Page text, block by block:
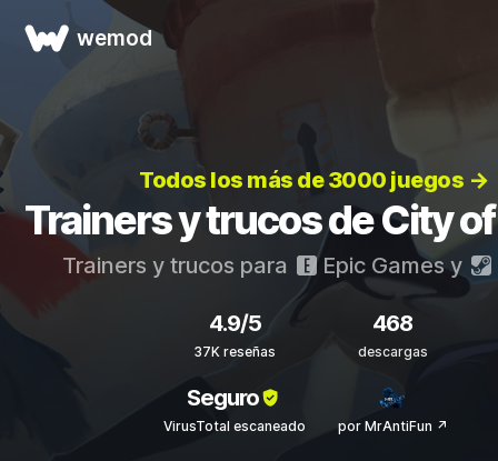
wemod
Todos los más de 3000 juegos →
Trainers y trucos de City
Trainers y trucos para Epic Games y
4.9/5
37K reseñas
468
descargas
Seguro
VirusTotal escaneado por MrAntiFun ↗